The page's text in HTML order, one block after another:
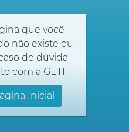
que você
não existe ou
de dúvida
com a GETI.
Inicial